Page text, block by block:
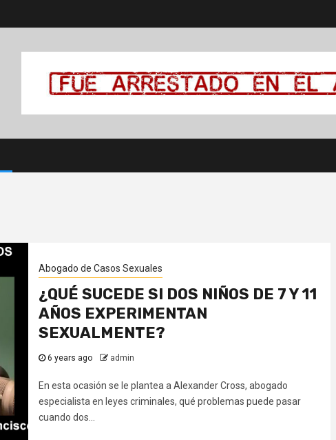
Abogado de Casos Sexuales
¿QUÉ SUCEDE SI DOS NIÑOS DE 7 Y 11
AÑOS EXPERIMENTAN
SEXUALMENTE?
6 years ago admin
En esta ocasión se le plantea a Alexander Cross, abogado
especialista en leyes criminales, qué problemas puede pasar
cuando dos...